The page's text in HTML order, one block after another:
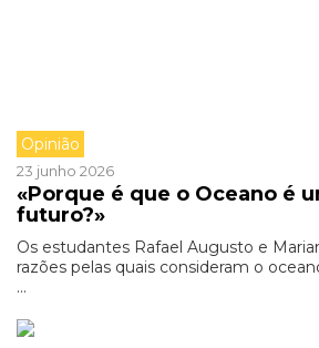
Opinião
23 junho 2026
«Porque é que o Oceano é
futuro?»
Os estudantes Rafael Augusto e
razões pelas quais consideram o
...